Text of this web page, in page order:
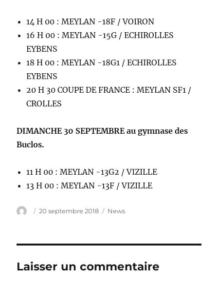
14 H 00 : MEYLAN -18F / VOIRON
16 H 00 : MEYLAN -15G / ECHIROLLES
EYBENS
18 H 00 : MEYLAN -18G1 / ECHIROLLES
EYBENS
20 H 30 COUPE DE FRANCE : MEYLAN SF1 /
CROLLES
DIMANCHE 30 SEPTEMBRE au gymnase des
Buclos.
11 H 00 : MEYLAN -13G2 / VIZILLE
13 H 00 : MEYLAN -13F / VIZILLE
Auteur
Publié
20 septembre 2018 Catégories
News
Laisser un commentaire